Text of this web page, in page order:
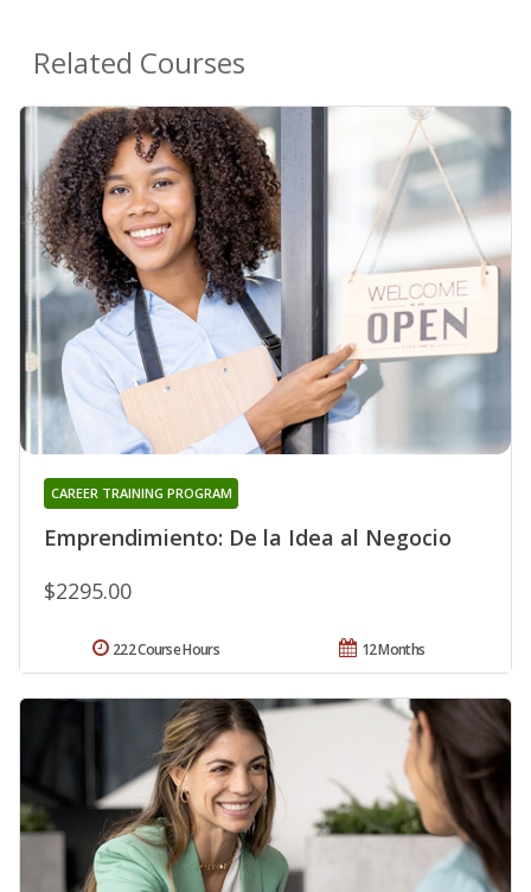
Related Courses
Emprendimiento: De la Idea al Negocio
CAREER TRAINING PROGRAM
$2295.00
12 Months
222 Course Hours